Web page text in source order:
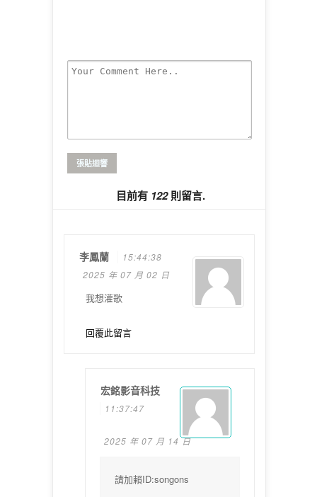
目前有 122則留言.
李鳳蘭
15:44:38
2025 年 07 月 02 日
我想灌歌
回覆此留言
宏銘影音科技
11:37:47
2025 年 07 月 14 日
請加賴ID:songons